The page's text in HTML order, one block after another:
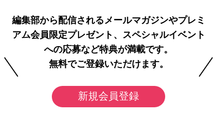
編集部から配信されるメールマガジンやプレミ
アム会員限定プレゼント、スペシャルイベント
への応募など特典が満載です。
無料でご登録いただけます。
新規会員登録